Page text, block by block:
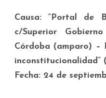
Causa: “Portal de
c/Superior
Córdoba (amparo) –
inconstitucionalidad”
Fecha: 24 de